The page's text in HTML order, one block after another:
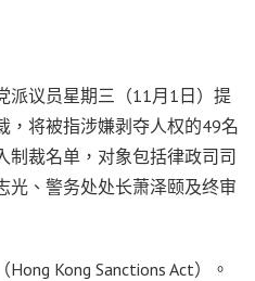
派议员星期三（11月1日）提
，将被指涉嫌剥夺人权的49名
制裁名单，对象包括律政司司
光、警务处处长萧泽颐及终审
Kong Sanctions Act）。